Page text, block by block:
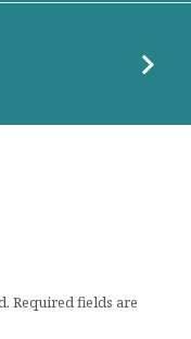
Required fields are